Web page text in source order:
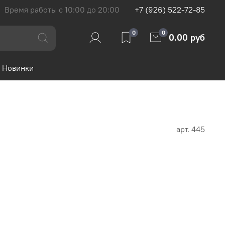
Время работы с 10:00 до 20:00 +7 (926) 522-72-85
0 0 0.00 руб
Новинки
арт. 445